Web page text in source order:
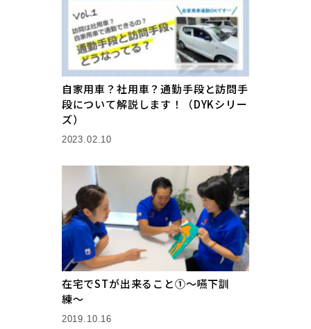
自家用車？社用車？通勤手段と訪問手
段について解説します！（DYKシリー
ズ）
2023.02.10
在宅でSTが出来ること①〜嚥下訓
練〜
2019.10.16